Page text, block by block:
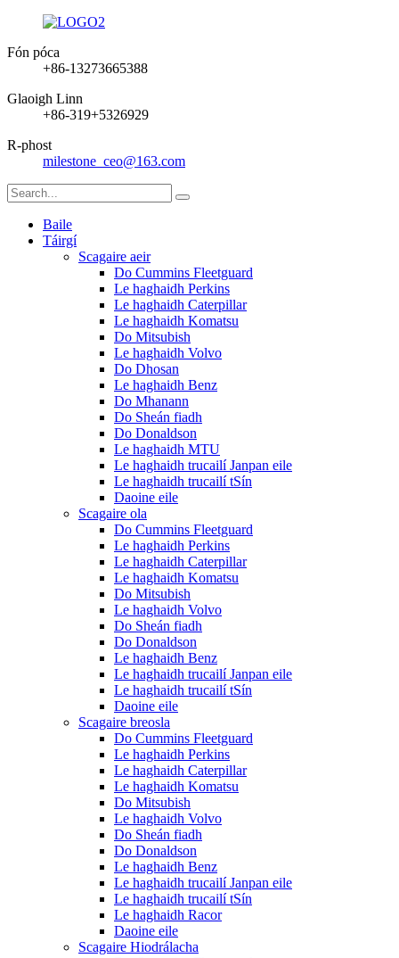
Fón póca
+86-13273665388
Glaoigh Linn
+86-319+5326929
R-phost
milestone_ceo@163.com
Baile
Táirgí
Scagaire aeir
Do Cummins Fleetguard
Le haghaidh Perkins
Le haghaidh Caterpillar
Le haghaidh Komatsu
Do Mitsubish
Le haghaidh Volvo
Do Dhosan
Le haghaidh Benz
Do Mhanann
Do Sheán fiadh
Do Donaldson
Le haghaidh MTU
Le haghaidh trucailí Janpan eile
Le haghaidh trucailí tSín
Daoine eile
Scagaire ola
Do Cummins Fleetguard
Le haghaidh Perkins
Le haghaidh Caterpillar
Le haghaidh Komatsu
Do Mitsubish
Le haghaidh Volvo
Do Sheán fiadh
Do Donaldson
Le haghaidh Benz
Le haghaidh trucailí Janpan eile
Le haghaidh trucailí tSín
Daoine eile
Scagaire breosla
Do Cummins Fleetguard
Le haghaidh Perkins
Le haghaidh Caterpillar
Le haghaidh Komatsu
Do Mitsubish
Le haghaidh Volvo
Do Sheán fiadh
Do Donaldson
Le haghaidh Benz
Le haghaidh trucailí Janpan eile
Le haghaidh trucailí tSín
Le haghaidh Racor
Daoine eile
Scagaire Hiodrálacha